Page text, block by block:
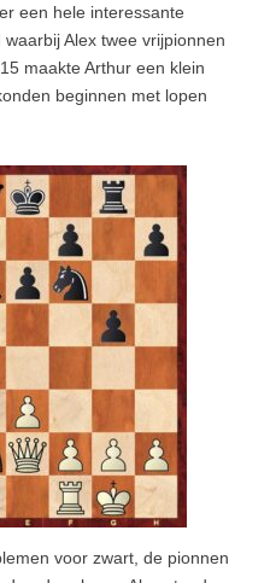
een hele interessante
Alex twee vrijpionnen
maakte Arthur een klein
beginnen met lopen
voor zwart, de pionnen